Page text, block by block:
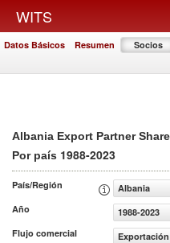
WITS
Datos Básicos Resumen Socios
Albania Export Partner Share
Por país 1988-2023
País/Región
Albania
Año
1988-2023
Flujo comercial
Exportación